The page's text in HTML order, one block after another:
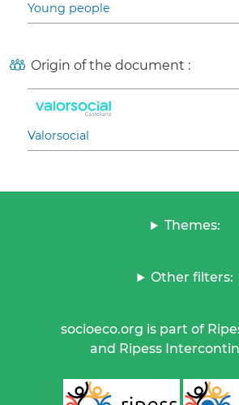
Young people
Origin of the document :
Valorsocial
Themes:
Other filters:
socioeco.org is part of
and Ripess